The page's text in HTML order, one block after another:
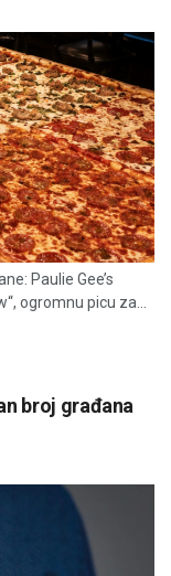
Paulie Gee’s
ogromnu picu za...
broj građana